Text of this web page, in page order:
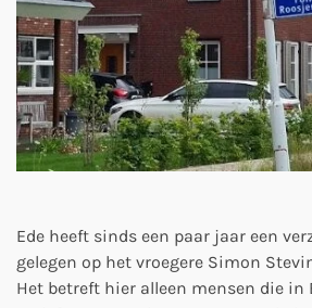
Ede heeft sinds een paar jaar een
gelegen op het vroegere Simon
Het betreft hier alleen mensen die in